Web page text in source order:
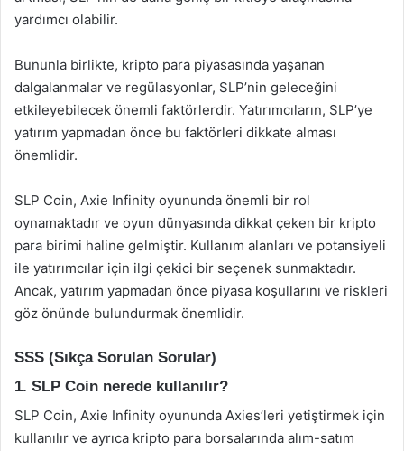
yardımcı olabilir.
Bununla birlikte, kripto para piyasasında yaşanan
dalgalanmalar ve regülasyonlar, SLP’nin geleceğini
etkileyebilecek önemli faktörlerdir. Yatırımcıların, SLP’ye
yatırım yapmadan önce bu faktörleri dikkate alması
önemlidir.
SLP Coin, Axie Infinity oyununda önemli bir rol
oynamaktadır ve oyun dünyasında dikkat çeken bir kripto
para birimi haline gelmiştir. Kullanım alanları ve potansiyeli
ile yatırımcılar için ilgi çekici bir seçenek sunmaktadır.
Ancak, yatırım yapmadan önce piyasa koşullarını ve riskleri
göz önünde bulundurmak önemlidir.
SSS (Sıkça Sorulan Sorular)
1. SLP Coin nerede kullanılır?
SLP Coin, Axie Infinity oyununda Axies’leri yetiştirmek için
kullanılır ve ayrıca kripto para borsalarında alım-satım